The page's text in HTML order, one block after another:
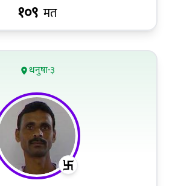
१०९ मत
धनुषा-३